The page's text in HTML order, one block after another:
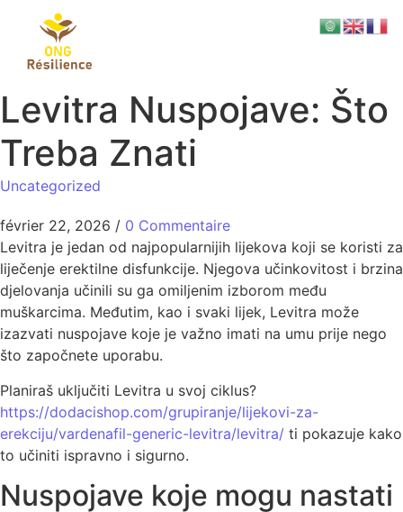
Levitra Nuspojave: Što
Treba Znati
Uncategorized
février 22, 2026 / 0 Commentaire
Levitra je jedan od najpopularnijih lijekova koji se koristi za
liječenje erektilne disfunkcije. Njegova učinkovitost i brzina
djelovanja učinili su ga omiljenim izborom među
muškarcima. Međutim, kao i svaki lijek, Levitra može
izazvati nuspojave koje je važno imati na umu prije nego
što započnete uporabu.
Planiraš uključiti Levitra u svoj ciklus?
https://dodacishop.com/grupiranje/lijekovi-za-
erekciju/vardenafil-generic-levitra/levitra/ ti pokazuje kako
to učiniti ispravno i sigurno.
Nuspojave koje mogu nastati